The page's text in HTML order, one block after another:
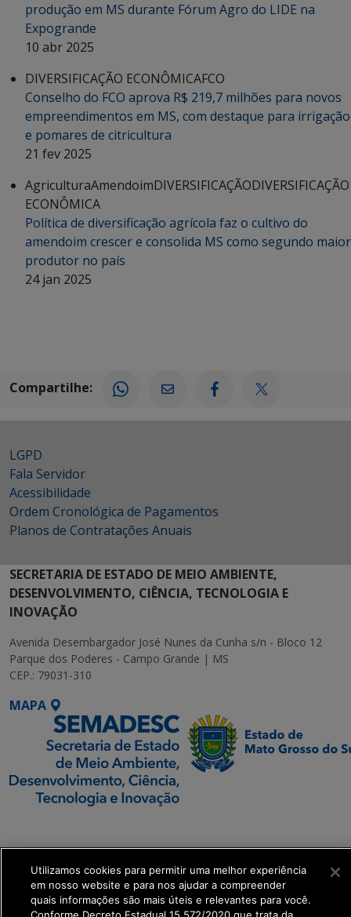
produção em MS durante Fórum Agro do LIDE na
Expogrande
10 abr 2025
DIVERSIFICAÇÃO ECONÔMICAFCO
Conselho do FCO aprova R$ 219,7 milhões para novos
empreendimentos em MS, com destaque para irrigação
e pomares de citricultura
21 fev 2025
AgriculturaAmendoimDIVERSIFICAÇÃODIVERSIFICAÇÃO
ECONÔMICA
Política de diversificação agrícola faz o cultivo do
amendoim crescer e consolida MS como segundo maior
produtor no país
24 jan 2025
Compartilhe:
LGPD
Fala Servidor
Acessibilidade
Ordem Cronológica de Pagamentos
Planos de Contratações Anuais
SECRETARIA DE ESTADO DE MEIO AMBIENTE,
DESENVOLVIMENTO, CIÊNCIA, TECNOLOGIA E
INOVAÇÃO
Avenida Desembargador José Nunes da Cunha s/n - Bloco 12
Parque dos Poderes - Campo Grande | MS
CEP.: 79031-310
MAPA
Executiva de
Transformação Digital
get_footer();
Utilizamos cookies para permitir uma melhor experiência
em nosso website e para nos ajudar a compreender
quais informações são mais úteis e relevantes para você.